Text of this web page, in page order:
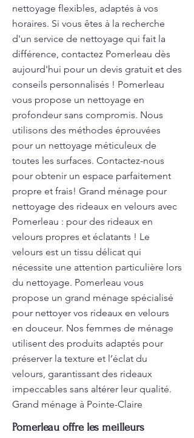
nettoyage flexibles, adaptés à vos
horaires. Si vous êtes à la recherche
d'un service de nettoyage qui fait la
différence, contactez Pomerleau dès
aujourd'hui pour un devis gratuit et des
conseils personnalisés ! Pomerleau
vous propose un nettoyage en
profondeur sans compromis. Nous
utilisons des méthodes éprouvées
pour un nettoyage méticuleux de
toutes les surfaces. Contactez-nous
pour obtenir un espace parfaitement
propre et frais! Grand ménage pour
nettoyage des rideaux en velours avec
Pomerleau : pour des rideaux en
velours propres et éclatants ! Le
velours est un tissu délicat qui
nécessite une attention particulière lors
du nettoyage. Pomerleau vous
propose un grand ménage spécialisé
pour nettoyer vos rideaux en velours
en douceur. Nos femmes de ménage
utilisent des produits adaptés pour
préserver la texture et l’éclat du
velours, garantissant des rideaux
impeccables sans altérer leur qualité.
Grand ménage à Pointe-Claire
Pomerleau offre les meilleurs